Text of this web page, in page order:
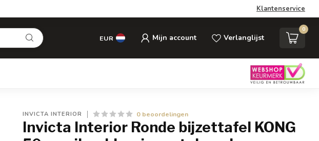
Klantenservice
EUR Mijn account Verlanglijst
0
INVICTA INTERIOR 0 beoordelingen
Invicta Interior Ronde bijzettafel KONG